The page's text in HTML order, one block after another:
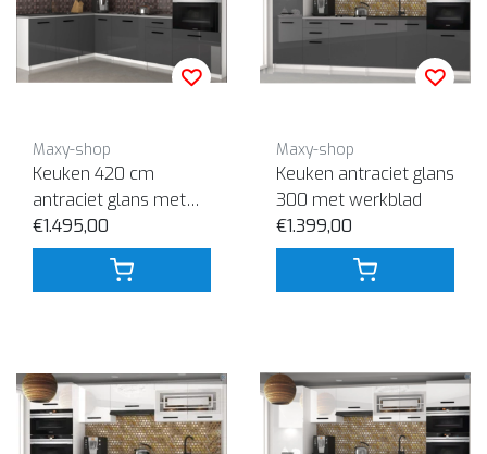
Maxy-shop
Keuken 420 cm
antraciet glans met
werkblad
€1.495,00
Maxy-shop
Keuken antraciet glans
300 met werkblad
€1.399,00